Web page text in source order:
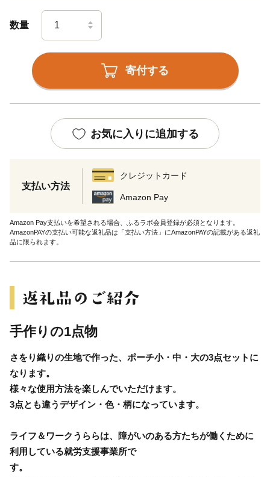
数量
寄付する
お気に入りに追加する
支払い方法
クレジットカード
Amazon Pay
Amazon Pay支払いを希望される場合、ふるラボ会員登録が必須となります。
AmazonPAYの支払い可能な返礼品は「支払い方法」にAmazonPAYの記載がある返礼
品に限られます。
手作りの1点物
さをり織りの生地で作った、ポーチ小・中・大の3点セットに
なります。
様々な使用方法を楽しんでいただけます。
3点とも違うデザイン・色・柄になっています。
ライフ＆ワークうららは、障がいのある方たちが働くために
利用している就労支援事業所で